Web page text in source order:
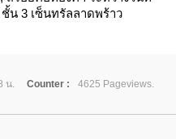
น 3 เซ็นทรัลลาดพร้าว
น. Counter :
4625 Pageviews.